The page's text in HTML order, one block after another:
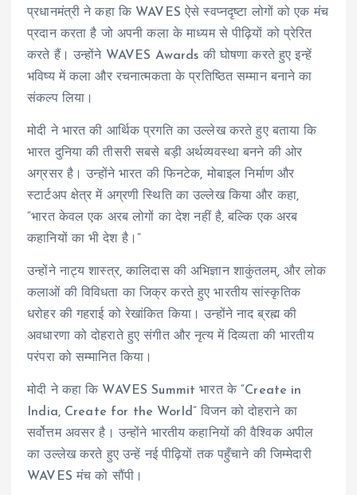
प्रधानमंत्री ने कहा कि WAVES ऐसे स्वप्नदृष्टा लोगों को एक मंच
प्रदान करता है जो अपनी कला के माध्यम से पीढ़ियों को प्रेरित
करते हैं। उन्होंने WAVES Awards की घोषणा करते हुए इन्हें
भविष्य में कला और रचनात्मकता के प्रतिष्ठित सम्मान बनाने का
संकल्प लिया।
मोदी ने भारत की आर्थिक प्रगति का उल्लेख करते हुए बताया कि
भारत दुनिया की तीसरी सबसे बड़ी अर्थव्यवस्था बनने की ओर
अग्रसर है। उन्होंने भारत की फिनटेक, मोबाइल निर्माण और
स्टार्टअप क्षेत्र में अग्रणी स्थिति का उल्लेख किया और कहा,
“भारत केवल एक अरब लोगों का देश नहीं है, बल्कि एक अरब
कहानियों का भी देश है।”
उन्होंने नाट्य शास्त्र, कालिदास की अभिज्ञान शाकुंतलम्, और लोक
कलाओं की विविधता का जिक्र करते हुए भारतीय सांस्कृतिक
धरोहर की गहराई को रेखांकित किया। उन्होंने नाद ब्रह्म की
अवधारणा को दोहराते हुए संगीत और नृत्य में दिव्यता की भारतीय
परंपरा को सम्मानित किया।
मोदी ने कहा कि WAVES Summit भारत के “Create in
India, Create for the World” विजन को दोहराने का
सर्वोत्तम अवसर है। उन्होंने भारतीय कहानियों की वैश्विक अपील
का उल्लेख करते हुए उन्हें नई पीढ़ियों तक पहुँचाने की जिम्मेदारी
WAVES मंच को सौंपी।